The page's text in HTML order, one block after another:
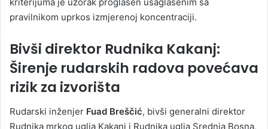
pravilnikom uprkos izmjerenoj koncentraciji.
Bivši direktor Rudnika Kakanj:
Širenje rudarskih radova povećava
rizik za izvorišta
Rudarski inženjer Fuad Breščić, bivši generalni direktor
Rudnika mrkog uglja Kakanj i Rudnika uglja Srednja Bosna,